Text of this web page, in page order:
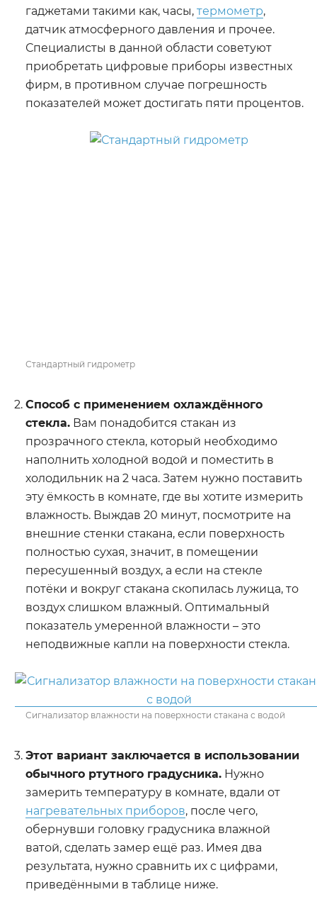
гаджетами такими как, часы, термометр,
датчик атмосферного давления и прочее.
Специалисты в данной области советуют
приобретать цифровые приборы известных
фирм, в противном случае погрешность
показателей может достигать пяти процентов.
Стандартный гидрометр
Способ с применением охлаждённого
стекла. Вам понадобится стакан из
прозрачного стекла, который необходимо
наполнить холодной водой и поместить в
холодильник на 2 часа. Затем нужно поставить
эту ёмкость в комнате, где вы хотите измерить
влажность. Выждав 20 минут, посмотрите на
внешние стенки стакана, если поверхность
полностью сухая, значит, в помещении
пересушенный воздух, а если на стекле
потёки и вокруг стакана скопилась лужица, то
воздух слишком влажный. Оптимальный
показатель умеренной влажности – это
неподвижные капли на поверхности стекла.
Сигнализатор влажности на поверхности стакана с водой
Этот вариант заключается в использовании
обычного ртутного градусника. Нужно
замерить температуру в комнате, вдали от
нагревательных приборов, после чего,
обернувши головку градусника влажной
ватой, сделать замер ещё раз. Имея два
результата, нужно сравнить их с цифрами,
приведёнными в таблице ниже.